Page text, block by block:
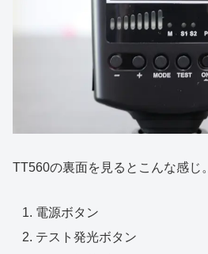
TT560の裏面を見るとこんな感じ
電源ボタン
テスト発光ボタン